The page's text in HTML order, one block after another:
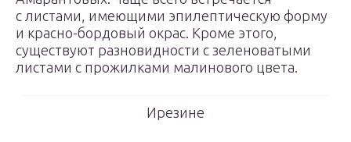
с листами, имеющими эпилептическую форму
и красно-бордовый окрас. Кроме этого,
существуют разновидности с зеленоватыми
листами с прожилками малинового цвета.
Ирезине